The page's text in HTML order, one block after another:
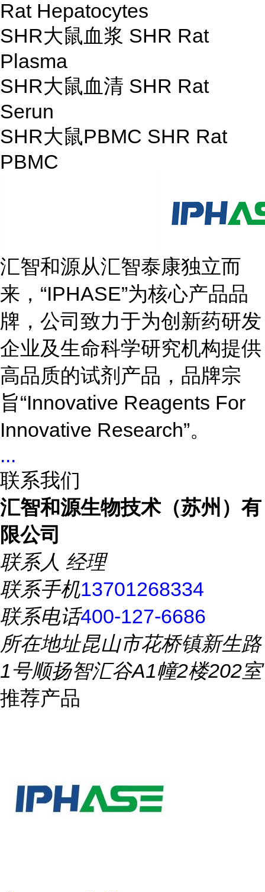
Rat Hepatocytes
SHR大鼠血浆 SHR Rat
Plasma
SHR大鼠血清 SHR Rat
Serun
SHR大鼠PBMC SHR Rat
PBMC
汇智和源从汇智泰康独立而
来，“IPHASE”为核心产品品
牌，公司致力于为创新药研发
企业及生命科学研究机构提供
高品质的试剂产品，品牌宗
旨“Innovative Reagents For
Innovative Research”。
...
联系我们
汇智和源生物技术（苏州）有
限公司
联系人 经理
联系手机13701268334
联系电话400-127-6686
所在地址昆山市花桥镇新生路
1号顺扬智汇谷A1幢2楼202室
推荐产品